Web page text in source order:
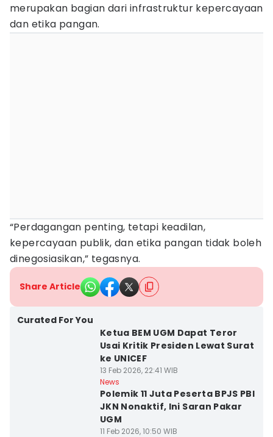
merupakan bagian dari infrastruktur kepercayaan
dan etika pangan.
“Perdagangan penting, tetapi keadilan,
kepercayaan publik, dan etika pangan tidak boleh
dinegosiasikan,” tegasnya.
Share Article
Curated For You
Ketua BEM UGM Dapat Teror
Usai Kritik Presiden Lewat Surat
ke UNICEF
13 Feb 2026, 22:41 WIB
News
Polemik 11 Juta Peserta BPJS PBI
JKN Nonaktif, Ini Saran Pakar
UGM
11 Feb 2026, 10:50 WIB